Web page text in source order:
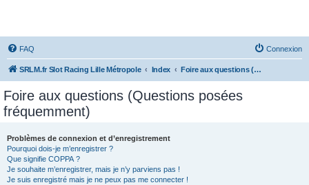
FAQ Connexion
SRLM.fr Slot Racing Lille Métropole Index Foire aux questions (Questions posées fréquemment)
Foire aux questions (Questions posées
fréquemment)
Problèmes de connexion et d’enregistrement
Pourquoi dois-je m’enregistrer ?
Que signifie COPPA ?
Je souhaite m’enregistrer, mais je n’y parviens pas !
Je suis enregistré mais je ne peux pas me connecter !